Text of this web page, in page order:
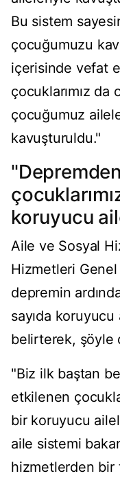
Bu sistem
çocuğumuzu
içerisinde vefat
çocuklarımız da
çocuğumuz
kavuşturuldu."
koruyucu
Aile ve Sosyal
Hizmetleri
depremin
sayıda koruyucu
belirterek, şöyle
"Biz ilk baştan
etkilenen
bir koruyucu
aile sistemi
hizmetlerden bir